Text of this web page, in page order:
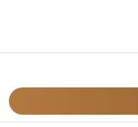
立ち上げや内製化のサポート
ング推進に向けて、構想策定か
システム刷新プロジェクト
感／期間不問）
やすく説明・交渉するのが得意な
り組まれたご経験